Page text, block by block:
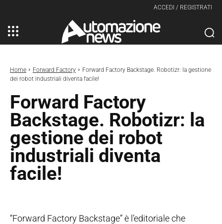
ACCEDI / REGISTRATI
Home Forward Factory
Forward Factory Backstage. Robotizr: la gestione
dei robot industriali diventa facile!
Forward Factory
Backstage. Robotizr: la
gestione dei robot
industriali diventa
facile!
“Forward Factory Backstage” è l’editoriale che